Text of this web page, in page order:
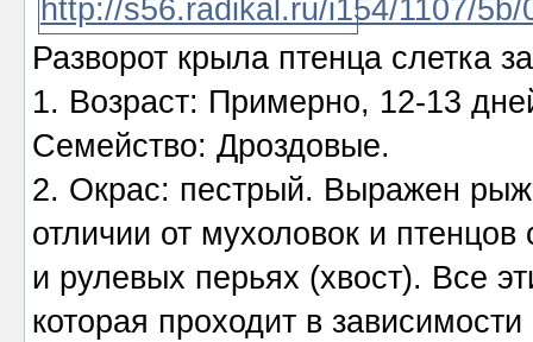
Разворот крыла птенца слетка
1. Возраст: Примерно, 12-13
Семейство: Дроздовые.
2. Окрас: пестрый. Выражен
отличии от мухоловок и
и рулевых перьях (хвост). Все
которая проходит в